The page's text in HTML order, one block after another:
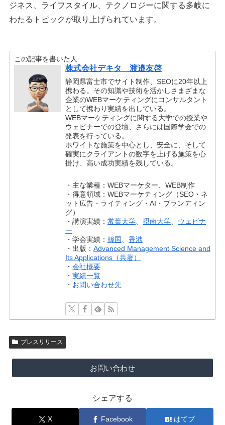
ジネス、ライフスタイル、テクノロジーに関する多岐に
わたるトピックが取り上げられています。
この記事を書いた人
株式会社デキタ 渡邉友啓
静岡県富士市でサイト制作、SEOに20年以上
携わる。その知識や技術を活かしさまざまな
企業のWEBマーケティングにコンサルタント
として携わり実績を出している。
WEBマーケティングに関する大学での授業や
ウェビナーでの登壇、さらには国際学会での
発表を行っている。
ホワイトな施策を中心とし、安全に、そして
確実にクライアントの数字を上げる施策を心
掛け、高い成功実績を残している。
・主な業種：WEBマーケター、WEB制作
・得意領域：WEBマーケティング（SEO・ネ
ット広告・ライティング・AI・ブランディン
グ）
・講演実績：常葉大学 、摂南大学
ウェビナ
ー
・学会実績：韓国 、香港
・出版：Advanced Management Science and
Its Applications（共著）
・会社概要
・実績一覧
・ お問い合わせ先
プレスリリース
お問い合わせ
シェアする
X Facebook はてブ